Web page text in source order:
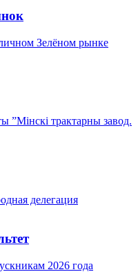
Зелёном рынке
”Мінскі трактарны завод.
делегация
2026 года